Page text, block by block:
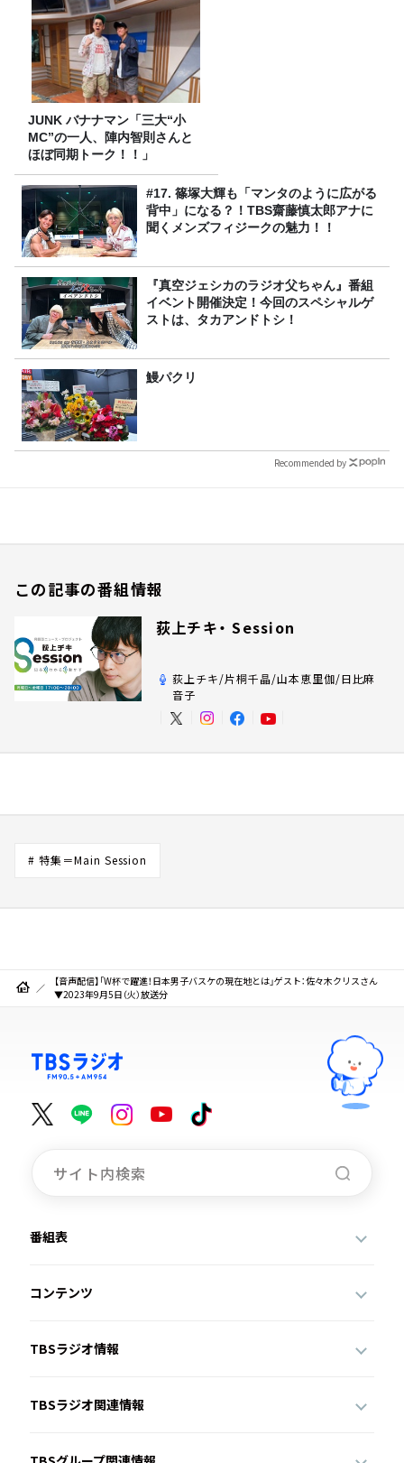
JUNK バナナマン「三大“小
MC”の一人、陣内智則さんと
ほぼ同期トーク！！」
#17. 篠塚大輝も「マンタのように広がる
背中」になる？！TBS齋藤慎太郎アナに
聞くメンズフィジークの魅力！！
『真空ジェシカのラジオ父ちゃん』番組
イベント開催決定！今回のスペシャルゲ
ストは、タカアンドトシ！
鰻パクリ
Recommended by
この記事の番組情報
荻上チキ・ Session
荻上チキ/片桐千晶/山本恵里伽/日比麻
音子
# 特集＝Main Session
【音声配信】「W杯で躍進！日本男子バスケの現在地とは」ゲスト：佐々木クリスさん
▼2023年9月5日（火）放送分
番組表
コンテンツ
TBSラジオ情報
TBSラジオ関連情報